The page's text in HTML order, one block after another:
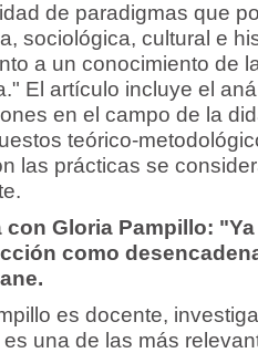
de paradigmas que
sociológica, cultural e
a un conocimiento de
El artículo incluye el
en el campo de la
teórico-
las prácticas se
con Gloria Pampillo:
como
es docente,
una de las más